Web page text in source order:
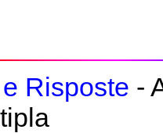
Risposte -